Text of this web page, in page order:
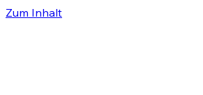
Zum Inhalt